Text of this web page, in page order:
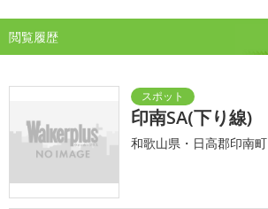
閲覧履歴
印南SA(下り線)
和歌山県・日高郡印南町